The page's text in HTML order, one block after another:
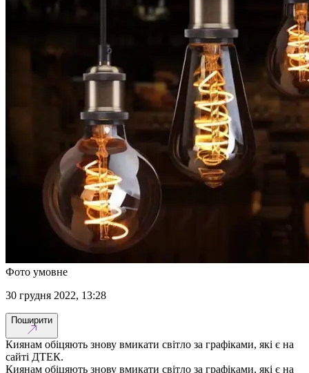
Фото умовне
30 грудня 2022, 13:28
Поширити
Киянам обіцяють знову вмикати світло за графіками, які є на
сайті ДТЕК.
Киянам обіцяють знову вмикати світло за графіками, які є на